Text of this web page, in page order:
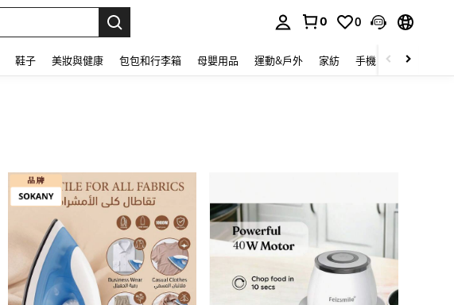
0 0
鞋子 美妝與健康 包包和行李箱 母嬰用品 運動&戶外 家紡 手機 & 手機配件